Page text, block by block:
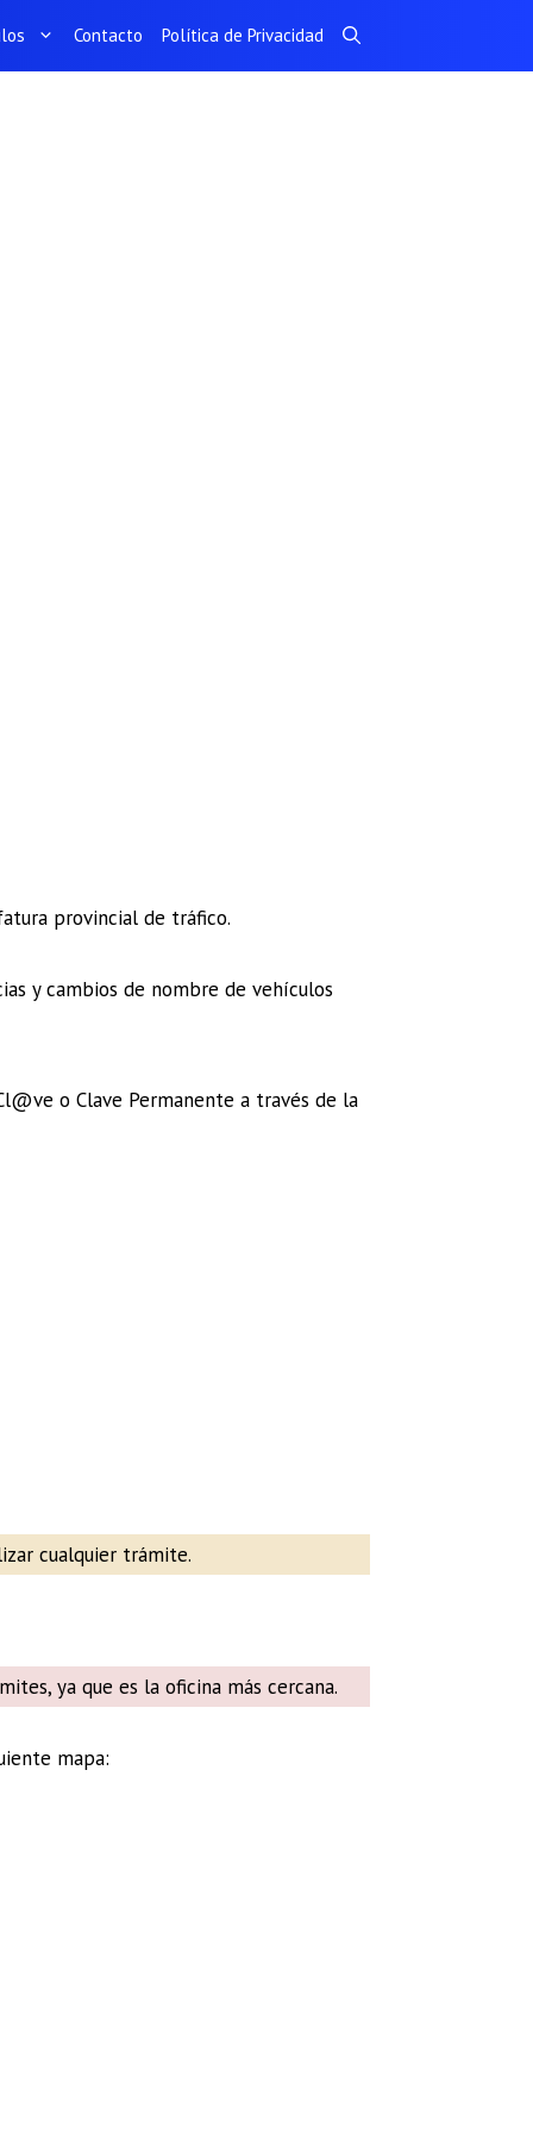
Contacto Política de Privacidad
provincial de tráfico.
y cambios de nombre de vehículos
o Clave Permanente a través de la
cualquier trámite.
ya que es la oficina más cercana.
mapa: